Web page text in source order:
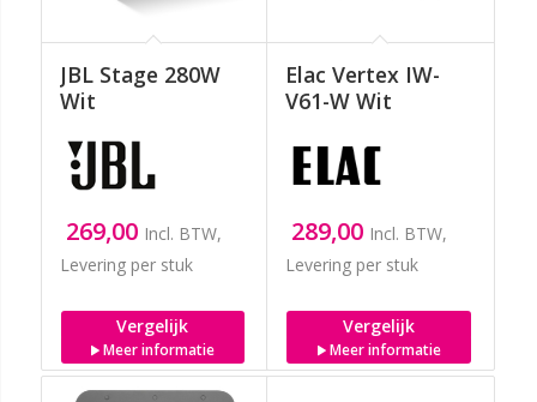
JBL Stage 280W
Wit
269,00 Incl. BTW,
Levering per stuk
Vergelijk
Meer informatie
Elac Vertex IW-
V61-W Wit
289,00 Incl. BTW,
Levering per stuk
Vergelijk
Meer informatie